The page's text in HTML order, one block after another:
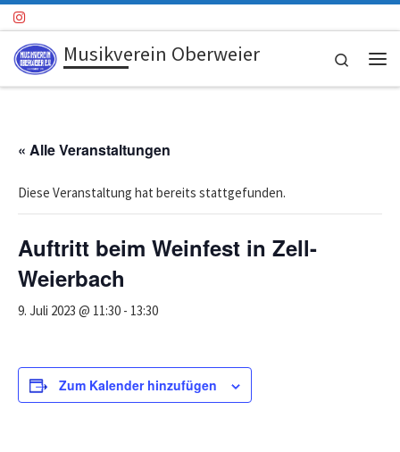
Zum Inhalt springen
Musikverein Oberweier
Search
« Alle Veranstaltungen
Diese Veranstaltung hat bereits stattgefunden.
Auftritt beim Weinfest in Zell-
Weierbach
9. Juli 2023 @ 11:30 - 13:30
Zum Kalender hinzufügen